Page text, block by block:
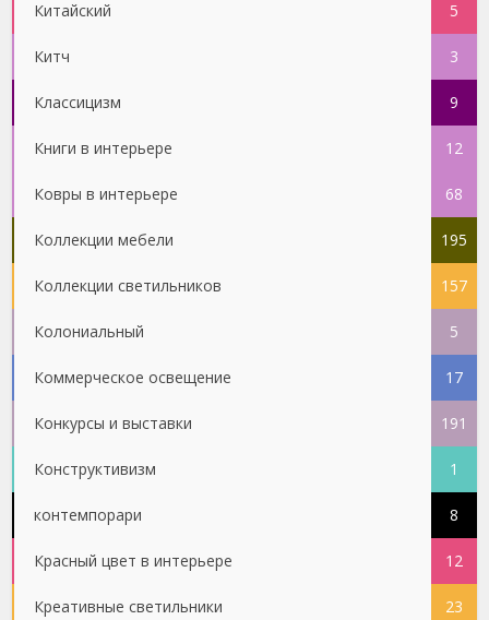
Китайский 5
Китч 3
Классицизм 9
Книги в интерьере 12
Ковры в интерьере 68
Коллекции мебели 195
Коллекции светильников 157
Колониальный 5
Коммерческое освещение 17
Конкурсы и выставки 191
Конструктивизм 1
контемпорари 8
Красный цвет в интерьере 12
Креативные светильники 23